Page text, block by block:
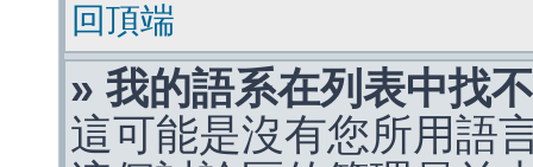
回頂端
» 我的語系在列表中找
這可能是沒有您所用語